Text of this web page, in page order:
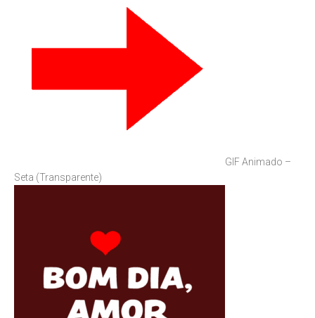
GIF Animado –
Seta (Transparente)